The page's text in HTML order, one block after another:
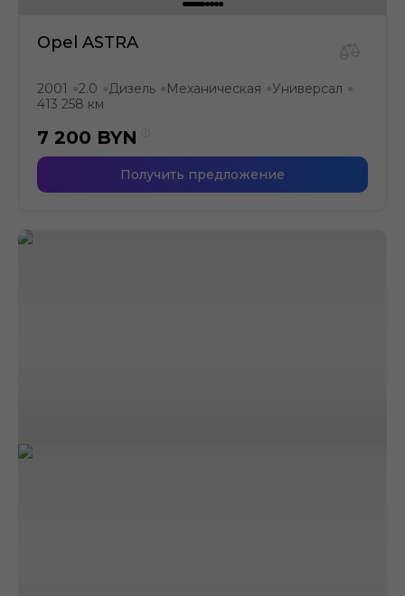
Opel ASTRA
2001 ●2.0 ● Дизель ● Механическая ●Универсал ●
413 258 км
7 200 BYN
Получить предложение